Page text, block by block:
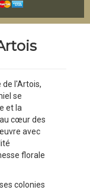
de l'Artois,
se
et la
cœur des
avec
florale
colonies